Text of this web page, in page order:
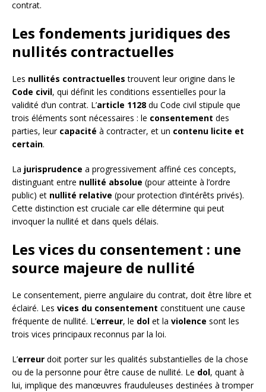
contrat.
Les fondements juridiques des
nullités contractuelles
Les nullités contractuelles trouvent leur origine dans le
Code civil, qui définit les conditions essentielles pour la
validité d’un contrat. L’article 1128 du Code civil stipule que
trois éléments sont nécessaires : le consentement des
parties, leur capacité à contracter, et un contenu licite et
certain.
La jurisprudence a progressivement affiné ces concepts,
distinguant entre nullité absolue (pour atteinte à l’ordre
public) et nullité relative (pour protection d’intérêts privés).
Cette distinction est cruciale car elle détermine qui peut
invoquer la nullité et dans quels délais.
Les vices du consentement : une
source majeure de nullité
Le consentement, pierre angulaire du contrat, doit être libre et
éclairé. Les vices du consentement constituent une cause
fréquente de nullité. L’erreur, le dol et la violence sont les
trois vices principaux reconnus par la loi.
L’erreur doit porter sur les qualités substantielles de la chose
ou de la personne pour être cause de nullité. Le dol, quant à
lui, implique des manœuvres frauduleuses destinées à tromper